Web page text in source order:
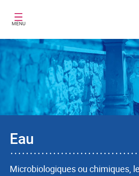
MENU
Eau
Microbiologiques ou chimiques,